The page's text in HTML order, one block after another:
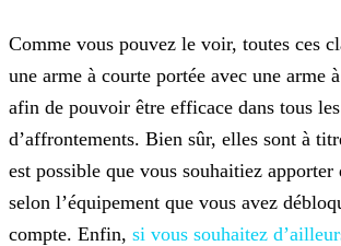
Comme vous pouvez le voir, toutes ces
une arme à courte portée avec une arme
afin de pouvoir être efficace dans tous
d’affrontements. Bien sûr, elles sont à
est possible que vous souhaitiez
selon l’équipement que vous avez
compte. Enfin, si vous souhaitez